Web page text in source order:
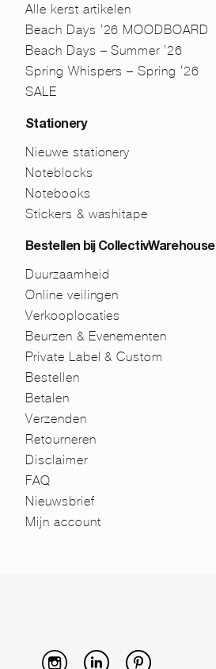
Alle kerst artikelen
Beach Days ’26 MOODBOARD
Beach Days – Summer ’26
Spring Whispers – Spring ’26
SALE
Stationery
Nieuwe stationery
Noteblocks
Notebooks
Stickers & washitape
Bestellen bij CollectivWarehouse
Duurzaamheid
Online veilingen
Verkooplocaties
Beurzen & Evenementen
Private Label & Custom
Bestellen
Betalen
Verzenden
Retourneren
Disclaimer
FAQ
Nieuwsbrief
Mijn account